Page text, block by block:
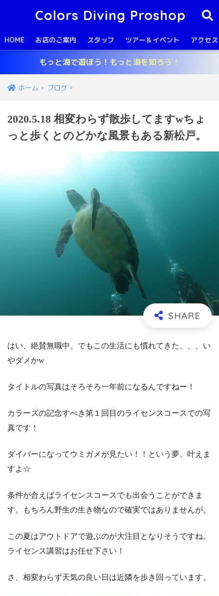
Colors Diving Proshop
HOME お店のご案内 スタッフ ツアー＆イベント アクセス
もっと海で遊ぼう！もっと海を知ろう！
ホーム ブログ
2020.5.18 相変わらず散歩してますwちょ
っと歩くとのどかな風景もある新松戸。
はい、絶賛無職中。でもこの生活にも慣れてきた、、、い
やダメかw
タイトルの写真はそろそろ一年前になるんですねー！
カラーズの記念すべき第１回目のライセンスコースでの写
真です！
ダイバーになってウミガメが見たい！！という夢、叶えま
すよ☆
条件が合えばライセンスコースでも出会うことができま
す。もちろん野生の生き物なので確実ではありませんが。
この夏はアウトドアで遊ぶのが大注目となりそうですね。
ライセンス講習はお任せ下さい！
さ、相変わらず天気の良い日は近隣を歩き回っています。